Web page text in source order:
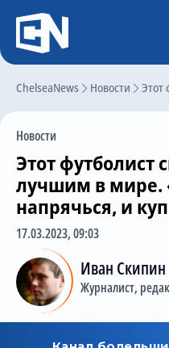
ChelseaNews Новости Этот
Новости
Этот футболист
лучшим в мире.
напрячься, и
17.03.2023, 09:03
Иван Скипин
Журналист,
Регистрация
Главная
Чат
Трансферы
Слухи
История Челси
Статистика
Календарь игр